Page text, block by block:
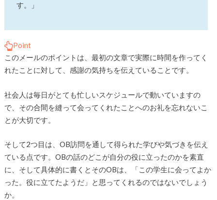
す。」
Point
このメールのポイントは、最初の文章で実際に時間を作ってく
れたことに対して、感謝の気持ちを伝えていることです。
社会人は毎日がとても忙しいスケジュールで動いていますの
で、その合間を縫って会ってくれたことへのお礼を忘れないこ
とが大切です。
そして2つ目は、OB訪問を通して得られた学びや気づきを伝え
ている点です。OBの話のどこが自分の役に立ったのかを素直
に、そして具体的に書くとそのOBは、「この学生に会ってよか
った。役に立てたようだ」と思ってくれるのではないでしょう
か。